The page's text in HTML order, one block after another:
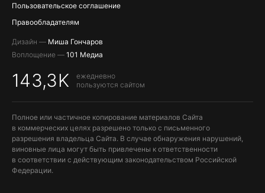
Пользовательское соглашение
Правообладателям
Дизайн — Миша Гончаров
Воплощение — 101 Медиа
143,3K
ежедневно
пользуются сайтом
Полное или частичное копирование материалов Сайта
в коммерческих целях разрешено только с письменного
разрешения владельца Сайта. В случае обнаружения нарушений,
виновные лица могут быть привлечены к ответственности
в соответствии с действующим законодательством Российской
Федерации.